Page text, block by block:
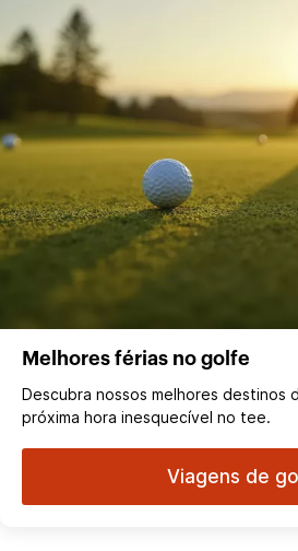
Melhores férias no golfe
Descubra nossos melhores destinos
próxima hora inesquecível no tee.
Viagens de